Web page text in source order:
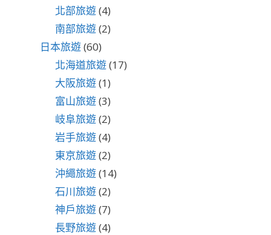
北部旅遊(4)
南部旅遊(2)
日本旅遊(60)
北海道旅遊(17)
大阪旅遊(1)
富山旅遊(3)
岐阜旅遊(2)
岩手旅遊(4)
東京旅遊(2)
沖繩旅遊(14)
石川旅遊(2)
神戶旅遊(7)
長野旅遊(4)